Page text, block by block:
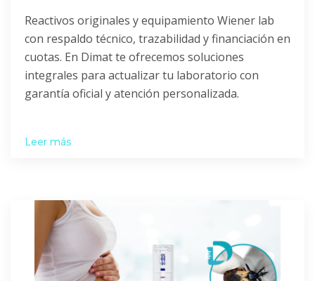
Reactivos originales y equipamiento Wiener lab
con respaldo técnico, trazabilidad y financiación en
cuotas. En Dimat te ofrecemos soluciones
integrales para actualizar tu laboratorio con
garantía oficial y atención personalizada.
Leer más